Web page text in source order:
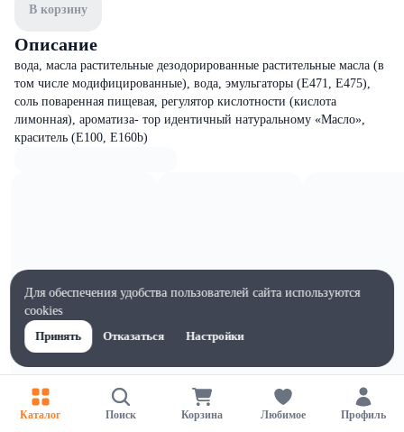
В корзину
Описание
вода, масла растительные дезодорированные растительные масла (в
том числе модифицированные), вода, эмульгаторы (Е471, Е475),
соль поваренная пищевая, регулятор кислотности (кислота
лимонная), ароматиза- тор идентичный натуральному «Масло»,
краситель (Е100, Е160b)
Каталог Поиск Корзина Любимое Профиль
Для обеспечения удобства пользователей сайта используются
cookies
Принять
Отказаться Настройки